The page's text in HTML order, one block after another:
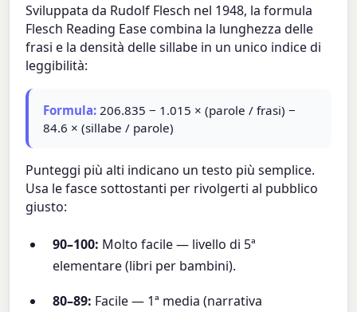
Sviluppata da Rudolf Flesch nel 1948, la formula
Flesch Reading Ease combina la lunghezza delle
frasi e la densità delle sillabe in un unico indice di
leggibilità:
Formula:206.835 − 1.015 × (parole / frasi) −
84.6 × (sillabe / parole)
Punteggi più alti indicano un testo più semplice.
Usa le fasce sottostanti per rivolgerti al pubblico
giusto:
90–100: Molto facile — livello di 5ª
elementare (libri per bambini).
80–89: Facile — 1ª media (narrativa